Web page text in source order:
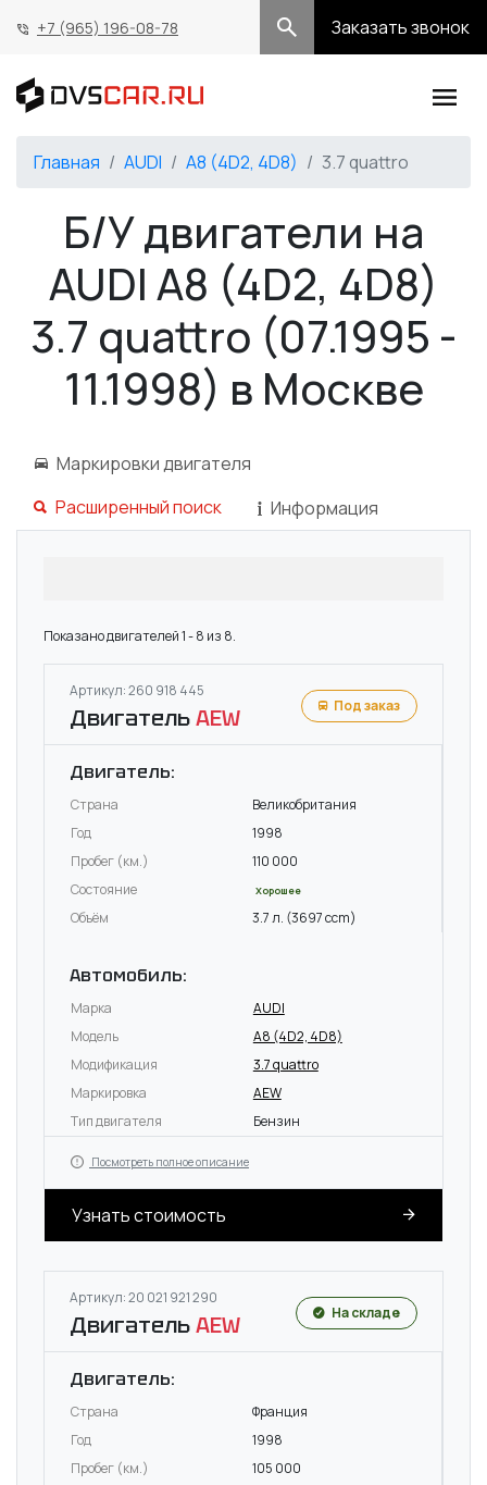
+7 (965) 196-08-78 Заказать звонок
Главная AUDI A8 (4D2, 4D8) 3.7 quattro
Б/У двигатели на
AUDI A8 (4D2, 4D8)
3.7 quattro (07.1995 -
11.1998) в Москве
Маркировки двигателя
Расширенный поиск
Информация
Показано двигателей 1 - 8 из 8.
Артикул: 260 918 445
ДвигательAEW Под заказ
Двигатель:
Страна
Великобритания
Год
1998
Пробег (км.)
110 000
Состояние
Хорошее
Объём 3.7 л. (3697 ccm)
Автомобиль:
Марка
AUDI
Модель
A8 (4D2, 4D8)
Модификация
3.7 quattro
Маркировка
AEW
Тип двигателя
Бензин
Посмотреть полное описание
Узнать стоимость
Артикул: 20 021 921 290
ДвигательAEW На складе
Двигатель:
Страна
Франция
Год
1998
Пробег (км.)
105 000